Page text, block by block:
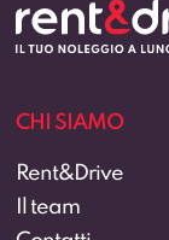
CHI SIAMO
Rent&Drive
Il team